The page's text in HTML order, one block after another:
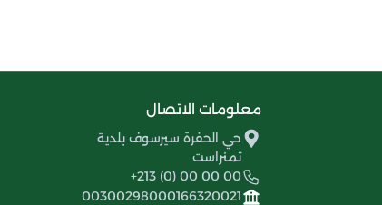
معلومات الاتصال
حي الحفرة سيرسوف بلدية
تمنراست
+213 (0) 00 00 00
00300298000166320021